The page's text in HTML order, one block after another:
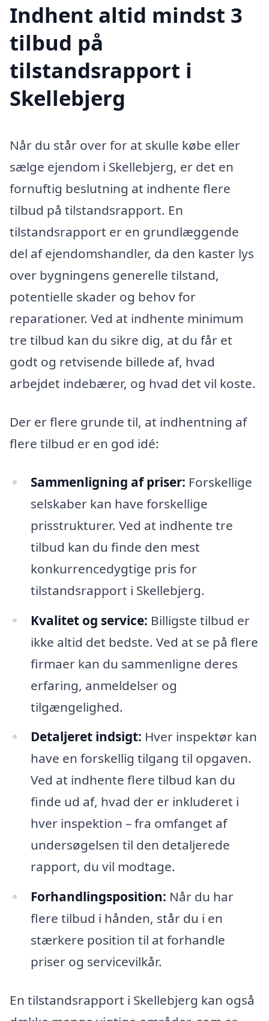
Indhent altid mindst 3
tilbud på
tilstandsrapport i
Skellebjerg
Når du står over for at skulle købe eller
sælge ejendom i Skellebjerg, er det en
fornuftig beslutning at indhente flere
tilbud på tilstandsrapport. En
tilstandsrapport er en grundlæggende
del af ejendomshandler, da den kaster lys
over bygningens generelle tilstand,
potentielle skader og behov for
reparationer. Ved at indhente minimum
tre tilbud kan du sikre dig, at du får et
godt og retvisende billede af, hvad
arbejdet indebærer, og hvad det vil koste.
Der er flere grunde til, at indhentning af
flere tilbud er en god idé:
Sammenligning af priser: Forskellige
selskaber kan have forskellige
prisstrukturer. Ved at indhente tre
tilbud kan du finde den mest
konkurrencedygtige pris for
tilstandsrapport i Skellebjerg.
Kvalitet og service: Billigste tilbud er
ikke altid det bedste. Ved at se på flere
firmaer kan du sammenligne deres
erfaring, anmeldelser og
tilgængelighed.
Detaljeret indsigt: Hver inspektør kan
have en forskellig tilgang til opgaven.
Ved at indhente flere tilbud kan du
finde ud af, hvad der er inkluderet i
hver inspektion – fra omfanget af
undersøgelsen til den detaljerede
rapport, du vil modtage.
Forhandlingsposition: Når du har
flere tilbud i hånden, står du i en
stærkere position til at forhandle
priser og servicevilkår.
En tilstandsrapport i Skellebjerg kan også